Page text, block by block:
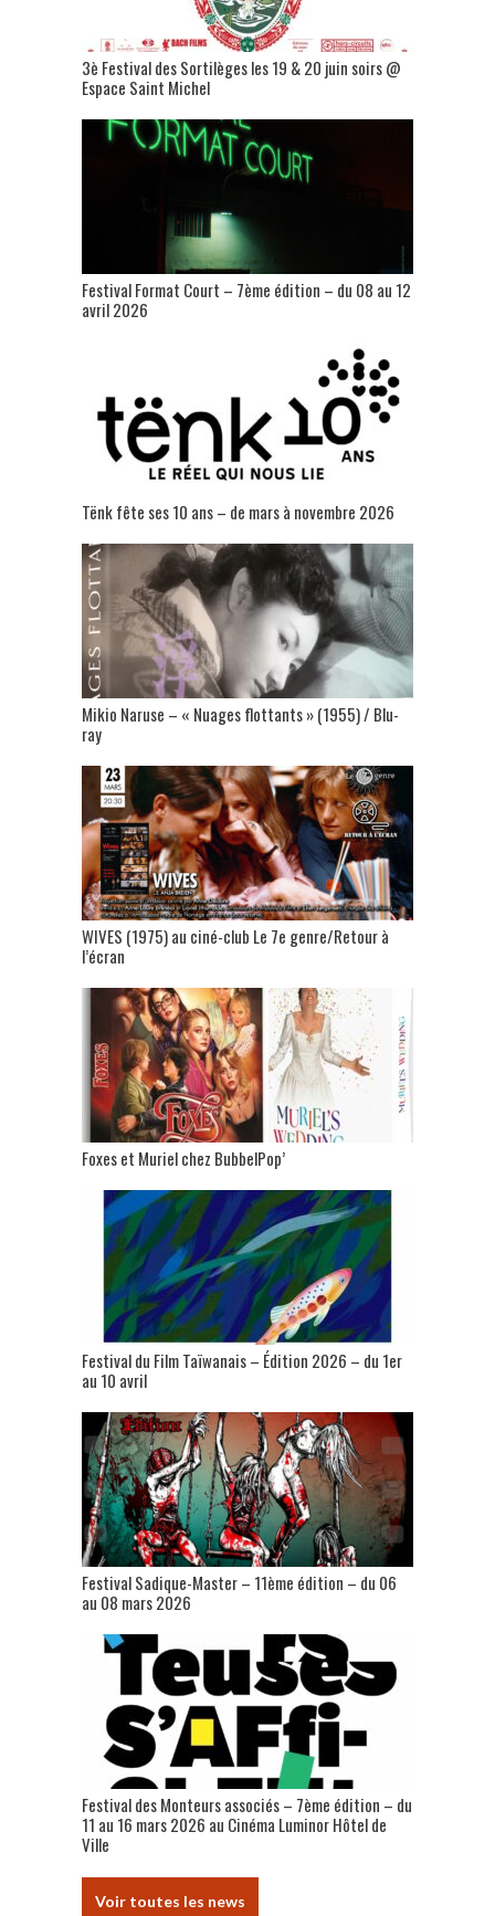
3è Festival des Sortilèges les 19 & 20 juin soirs @
Espace Saint Michel
Festival Format Court – 7ème édition – du 08 au 12
avril 2026
Tënk fête ses 10 ans – de mars à novembre 2026
Mikio Naruse – « Nuages flottants » (1955) / Blu-
ray
WIVES (1975) au ciné-club Le 7e genre/Retour à
l’écran
Foxes et Muriel chez BubbelPop’
Festival du Film Taïwanais – Édition 2026 – du 1er
au 10 avril
Festival Sadique-Master – 11ème édition – du 06
au 08 mars 2026
Festival des Monteurs associés – 7ème édition – du
11 au 16 mars 2026 au Cinéma Luminor Hôtel de
Ville
Voir toutes les news